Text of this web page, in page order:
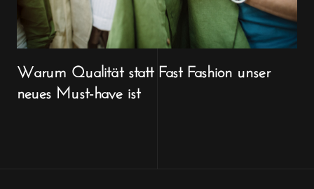
Warum Qualität statt Fast Fashion unser
neues Must-have ist